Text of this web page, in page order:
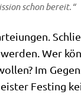
schon bereit.“
Wer
Im
Fest­ing